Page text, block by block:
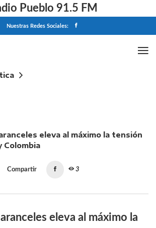
Pueblo 91.5 FM
Nuestras Redes Sociales:
eleva al máximo la tensión
Compartir 3
eleva al máximo la